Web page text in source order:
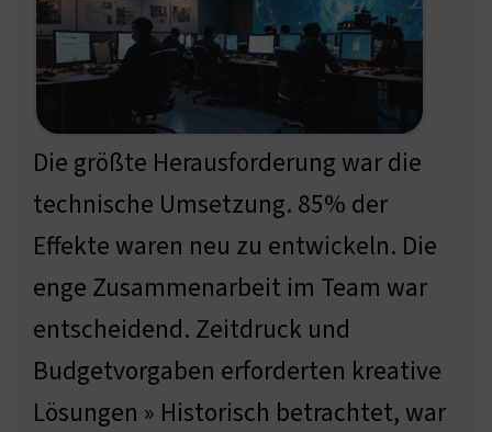
Die größte Herausforderung war die
technische Umsetzung. 85% der
Effekte waren neu zu entwickeln. Die
enge Zusammenarbeit im Team war
entscheidend. Zeitdruck und
Budgetvorgaben erforderten kreative
Lösungen » Historisch betrachtet, war